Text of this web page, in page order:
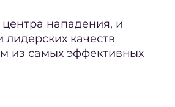
нападения, и
лидерских качеств
из самых эффективных